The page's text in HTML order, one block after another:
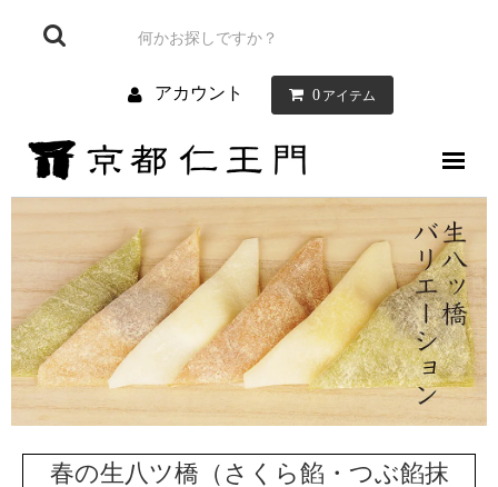
アカウント 0 アイテム
仁王門について お菓子について お店のご案内 お問い合わせ
春の生八ツ橋（さくら餡・つぶ餡抹